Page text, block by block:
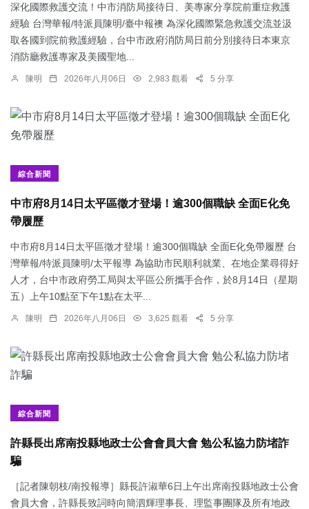
深化國際救護交流！中市消防局接待日、美專家分享院前重症救護
經驗 台灣華報/特派員陳明/臺中報襖 為深化國際緊急救護交流並汲
取各國到院前救護經驗，台中市政府消防局日前分別接待日本東京
消防廳救護專家及美國聖地...
陳明 2026年八月06日 2,983 觀看 5 分享
綜合新聞
中市府8月14日太平區徵才登場！逾300個職缺 全面E化免
帶履歷
中市府8月14日太平區徵才登場！逾300個職缺 全面E化免帶履歷 台
灣華報/特派員陳明/太平報導 為協助市民順利就業、在地企業尋得好
人才，台中市政府勞工局與太平區公所攜手合作，於8月14日（星期
五）上午10點至下午1點在太平...
陳明 2026年八月06日 3,625 觀看 5 分享
綜合新聞
許縣長出席南投縣地政士公會會員大會 勉公私協力防堵詐
騙
［記者陳朝枝/南投報導］縣長許淑華6日上午出席南投縣地政士公會
會員大會，許縣長致詞時向簡泗輝理事長、理監事團隊及所有地政